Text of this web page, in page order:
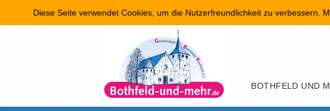
Hauptmenü
BOTHFELD UND
Diese Seite verwendet Cookies, um die Nutzerfreundlichkeit zu verbessern.